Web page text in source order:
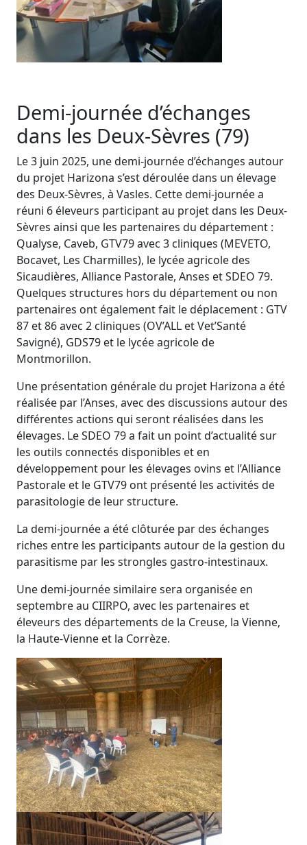
Demi-journée d’échanges
dans les Deux-Sèvres (79)
Le 3 juin 2025, une demi-journée d’échanges autour
du projet Harizona s’est déroulée dans un élevage
des Deux-Sèvres, à Vasles. Cette demi-journée a
réuni 6 éleveurs participant au projet dans les Deux-
Sèvres ainsi que les partenaires du département :
Qualyse, Caveb, GTV79 avec 3 cliniques (MEVETO,
Bocavet, Les Charmilles), le lycée agricole des
Sicaudières, Alliance Pastorale, Anses et SDEO 79.
Quelques structures hors du département ou non
partenaires ont également fait le déplacement : GTV
87 et 86 avec 2 cliniques (OV’ALL et Vet’Santé
Savigné), GDS79 et le lycée agricole de
Montmorillon.
Une présentation générale du projet Harizona a été
réalisée par l’Anses, avec des discussions autour des
différentes actions qui seront réalisées dans les
élevages. Le SDEO 79 a fait un point d’actualité sur
les outils connectés disponibles et en
développement pour les élevages ovins et l’Alliance
Pastorale et le GTV79 ont présenté les activités de
parasitologie de leur structure.
La demi-journée a été clôturée par des échanges
riches entre les participants autour de la gestion du
parasitisme par les strongles gastro-intestinaux.
Une demi-journée similaire sera organisée en
septembre au CIIRPO, avec les partenaires et
éleveurs des départements de la Creuse, la Vienne,
la Haute-Vienne et la Corrèze.